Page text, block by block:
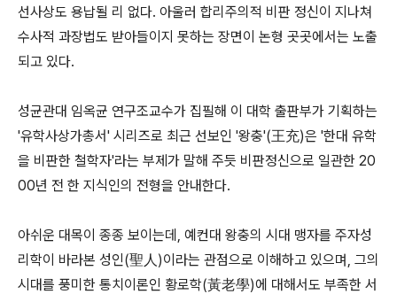
선사상도 용납될 리 없다. 아울러 합리주의적 비판 정신이 지나쳐
수사적 과장법도 받아들이지 못하는 장면이 논형 곳곳에서는 노출
되고 있다.
성균관대 임옥균 연구조교수가 집필해 이 대학 출판부가 기획하는
'유학사상가총서' 시리즈로 최근 선보인 '왕충'(王充)은 '한대 유학
을 비판한 철학자'라는 부제가 말해 주듯 비판정신으로 일관한 20
00년 전 한 지식인의 전형을 안내한다.
아쉬운 대목이 종종 보이는데, 예컨대 왕충의 시대 맹자를 주자성
리학이 바라본 성인(聖人)이라는 관점으로 이해하고 있으며, 그의
시대를 풍미한 통치이론인 황로학(黃老學)에 대해서도 부족한 서